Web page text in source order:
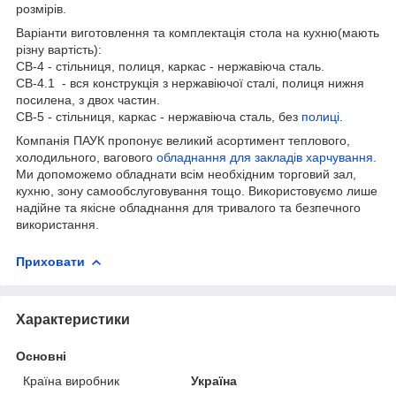
розмірів.
Варіанти виготовлення та комплектація стола на кухню(мають
різну вартість):
СВ-4 - стільниця, полиця, каркас - нержавіюча сталь.
СВ-4.1 - вся конструкція з нержавіючої сталі, полиця нижня
посилена, з двох частин.
СВ-5 - стільниця, каркас - нержавіюча сталь, без полиці
Компанія ПАУК пропонує великий асортимент теплового,
холодильного, вагового обладнання для закладів харчування
Ми допоможемо обладнати всім необхідним торговий зал,
кухню, зону самообслуговування тощо. Використовуємо лише
надійне та якісне обладнання для тривалого та безпечного
використання.
Приховати
Характеристики
Основні
Країна виробник
Україна